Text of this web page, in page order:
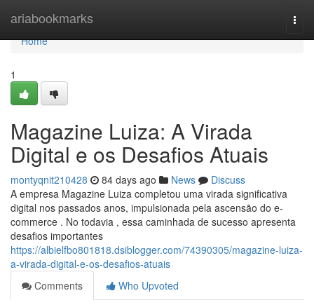
ariabookmarks
Home
Home
1
Magazine Luiza: A Virada
Digital e os Desafios Atuais
montyqnit210428 84 days ago News
Discuss
A empresa Magazine Luiza completou uma virada significativa
digital nos passados anos, impulsionada pela ascensão do e-
commerce . No todavia , essa caminhada de sucesso apresenta
desafios importantes
https://albielfbo801818.dsiblogger.com/74390305/magazine-luiza-
a-virada-digital-e-os-desafios-atuais
Comments
Who Upvoted